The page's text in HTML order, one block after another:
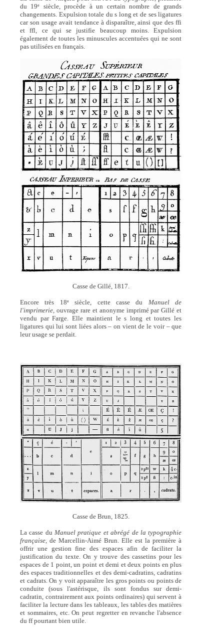
du 19e
siècle, procède à un certain nombre de grands
changements. Expulsion totale du s long et de ses ligatures
car son usage avait tendance à disparaître, ainsi que des ffi
et ffl, ce qui se justifie beaucoup moins. Expulsion
également de toutes les minuscules accentuées qui ne sont
pas utilisées en français.
Casse de Gillé, 1817.
Encore très 18esiècle, cette casse du Manuel de
l'imprimerie, ouvrage rare et anonyme imprimé par Gillé et
vendu par Farge. Elle maintient le s long et toutes les
ligatures qui lui sont liées alors – on vient de le voir – que
leur usage se perdait.
Casse de Brun, 1825.
La casse duManuel pratique et abrégé de la typographie
française,de Marcellin-Aimé Brun. Elle est la première à
offrir une gestion fine des espaces afin de faciliter la
justification du texte. On y trouve des cassetins pour les
espaces de 1 point, un point et demi et deux points en plus
des espaces traditionnelles et des demi-cadratins, cadratins
et cadrats. On y voit apparaître les gros points ou points de
conduite (sous l'astérisque, ils sont fondus sur demi-
cadratin, contrairement aux points ordinaires) qui servent à
faciliter la lecture dans les tableaux, les tables des matières
et sommaires, etc. On peut regretter en revanche l'absence
du ff pourtant bien utile.